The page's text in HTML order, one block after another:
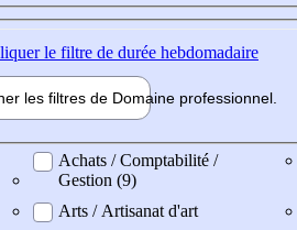
le filtre de durée hebdomadaire
les filtres de Domaine professionnel
professionel
Achats / Comptabilité /
Gestion (9)
Arts / Artisanat d'art